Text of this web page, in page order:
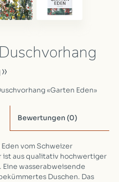
«Garten Eden»
Bewertungen (0)
vom Schweizer
aus qualitativ hochwertiger
wasserabweisende
Duschen. Das